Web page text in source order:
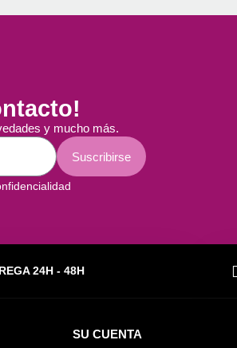
y mucho más.
Suscribirse
24H - 48H
SU CUENTA